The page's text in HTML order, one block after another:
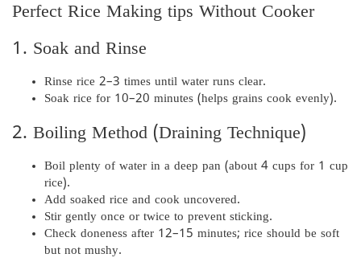
Perfect Rice Making tips Without Cooker
1. Soak and Rinse
Rinse rice 2–3 times until water runs clear.
Soak rice for 10–20 minutes (helps grains cook evenly).
2. Boiling Method (Draining Technique)
Boil plenty of water in a deep pan (about 4 cups for 1 cup
rice).
Add soaked rice and cook uncovered.
Stir gently once or twice to prevent sticking.
Check doneness after 12–15 minutes; rice should be soft
but not mushy.